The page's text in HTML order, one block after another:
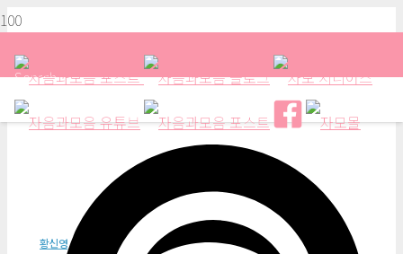
Search
베버가 들려주는 자극과 반응 이
황신영